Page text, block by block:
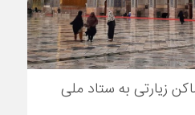
زیارتی به ستاد ملی